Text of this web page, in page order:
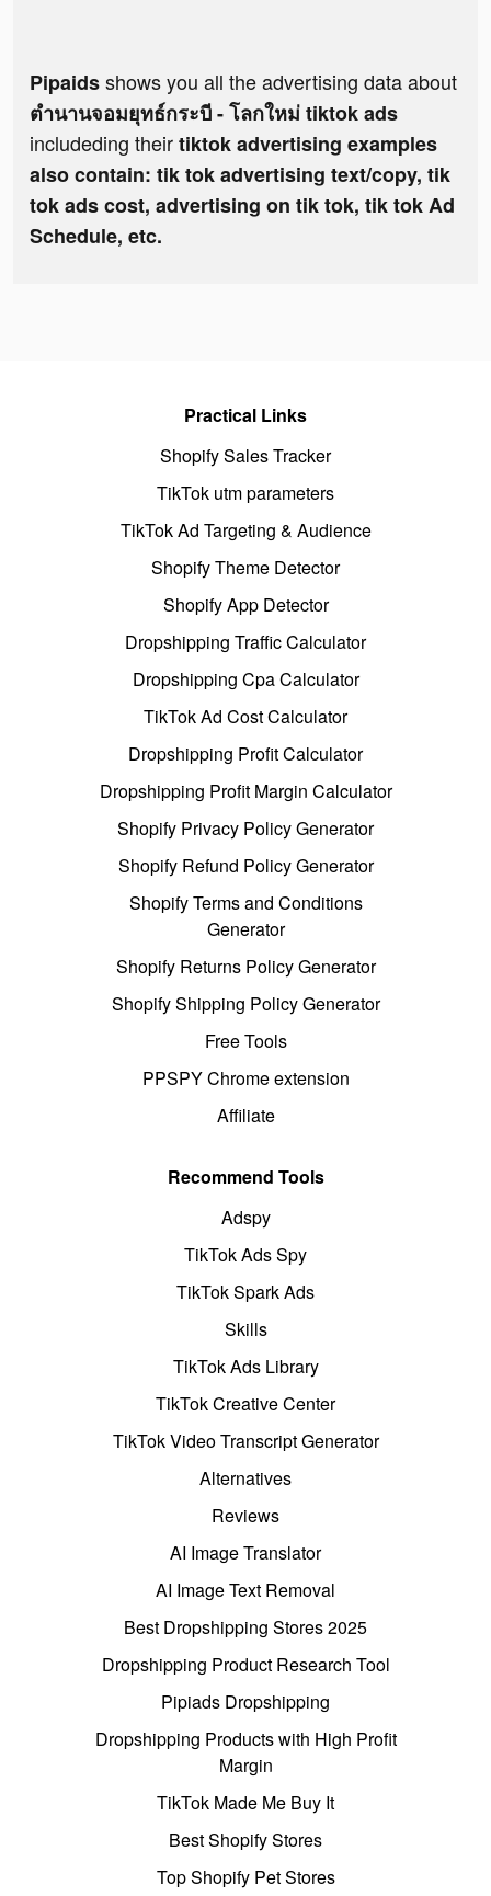
Pipaidsshows you all the advertising data about
ตำนานจอมยุทธ์กระบี - โลกใหม่ tiktok ads
includeding theirtiktok advertising examples
also contain: tik tok advertising text/copy, tik
tok ads cost, advertising on tik tok, tik tok Ad
Schedule, etc.
Practical Links
Shopify Sales Tracker
TikTok utm parameters
TikTok Ad Targeting & Audience
Shopify Theme Detector
Shopify App Detector
Dropshipping Traffic Calculator
Dropshipping Cpa Calculator
TikTok Ad Cost Calculator
Dropshipping Profit Calculator
Dropshipping Profit Margin Calculator
Shopify Privacy Policy Generator
Shopify Refund Policy Generator
Shopify Terms and Conditions
Generator
Shopify Returns Policy Generator
Shopify Shipping Policy Generator
Free Tools
PPSPY Chrome extension
Affiliate
Recommend Tools
Adspy
TikTok Ads Spy
TikTok Spark Ads
Skills
TikTok Ads Library
TikTok Creative Center
TikTok Video Transcript Generator
Alternatives
Reviews
AI Image Translator
AI Image Text Removal
Best Dropshipping Stores 2025
Dropshipping Product Research Tool
Pipiads Dropshipping
Dropshipping Products with High Profit
Margin
TikTok Made Me Buy It
Best Shopify Stores
Top Shopify Pet Stores